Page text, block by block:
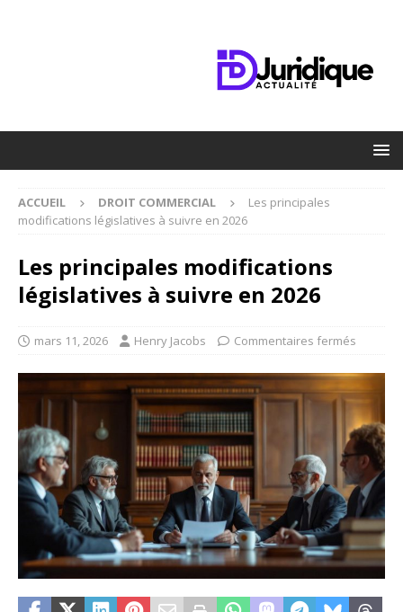
ACCUEIL DROIT COMMERCIAL
Les principales
modifications législatives à suivre en 2026
Les principales modifications
législatives à suivre en 2026
mars 11, 2026 Henry Jacobs Commentaires fermés